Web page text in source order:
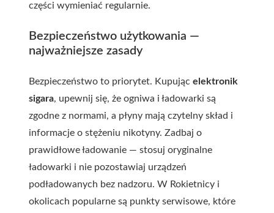
części wymieniać regularnie.
Bezpieczeństwo użytkowania —
najważniejsze zasady
Bezpieczeństwo to priorytet. Kupując elektronik
sigara, upewnij się, że ogniwa i ładowarki są
zgodne z normami, a płyny mają czytelny skład i
informacje o stężeniu nikotyny. Zadbaj o
prawidłowe ładowanie — stosuj oryginalne
ładowarki i nie pozostawiaj urządzeń
podładowanych bez nadzoru. W Rokietnicy i
okolicach popularne są punkty serwisowe, które